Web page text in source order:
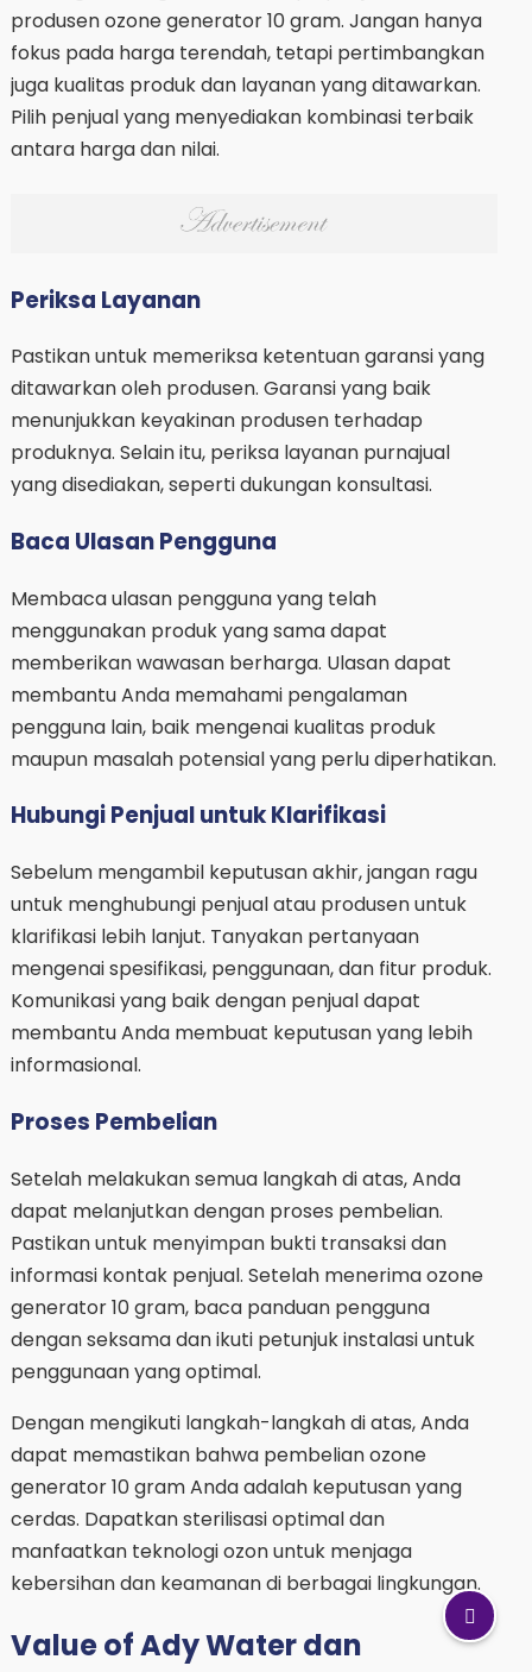
produsen ozone generator 10 gram. Jangan hanya
fokus pada harga terendah, tetapi pertimbangkan
juga kualitas produk dan layanan yang ditawarkan.
Pilih penjual yang menyediakan kombinasi terbaik
antara harga dan nilai.
Periksa Layanan
Pastikan untuk memeriksa ketentuan garansi yang
ditawarkan oleh produsen. Garansi yang baik
menunjukkan keyakinan produsen terhadap
produknya. Selain itu, periksa layanan purnajual
yang disediakan, seperti dukungan konsultasi.
Baca Ulasan Pengguna
Membaca ulasan pengguna yang telah
menggunakan produk yang sama dapat
memberikan wawasan berharga. Ulasan dapat
membantu Anda memahami pengalaman
pengguna lain, baik mengenai kualitas produk
maupun masalah potensial yang perlu diperhatikan.
Hubungi Penjual untuk Klarifikasi
Sebelum mengambil keputusan akhir, jangan ragu
untuk menghubungi penjual atau produsen untuk
klarifikasi lebih lanjut. Tanyakan pertanyaan
mengenai spesifikasi, penggunaan, dan fitur produk.
Komunikasi yang baik dengan penjual dapat
membantu Anda membuat keputusan yang lebih
informasional.
Proses Pembelian
Setelah melakukan semua langkah di atas, Anda
dapat melanjutkan dengan proses pembelian.
Pastikan untuk menyimpan bukti transaksi dan
informasi kontak penjual. Setelah menerima ozone
generator 10 gram, baca panduan pengguna
dengan seksama dan ikuti petunjuk instalasi untuk
penggunaan yang optimal.
Dengan mengikuti langkah-langkah di atas, Anda
dapat memastikan bahwa pembelian ozone
generator 10 gram Anda adalah keputusan yang
cerdas. Dapatkan sterilisasi optimal dan
manfaatkan teknologi ozon untuk menjaga
kebersihan dan keamanan di berbagai lingkungan.
Value of Ady Water dan